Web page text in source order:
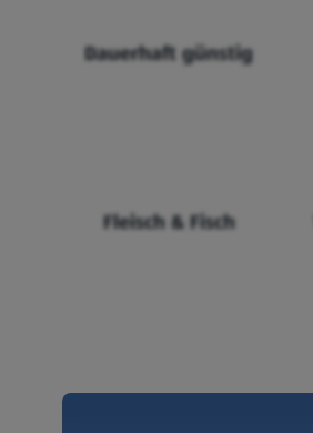
Dauerhaft günstig
Fleisch & Fisch